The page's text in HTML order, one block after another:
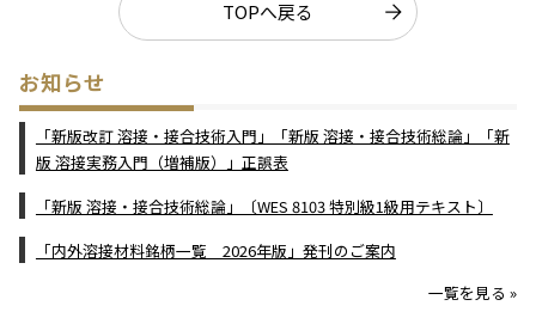
TOPへ戻る
お知らせ
「新版改訂 溶接・接合技術入門」「新版 溶接・接合技術総論」「新
版 溶接実務入門（増補版）」正誤表
「新版 溶接・接合技術総論」〔WES 8103 特別級1級用テキスト〕
「内外溶接材料銘柄一覧 2026年版」発刊のご案内
一覧を見る »